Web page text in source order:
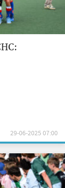
29-06-2025 07:00